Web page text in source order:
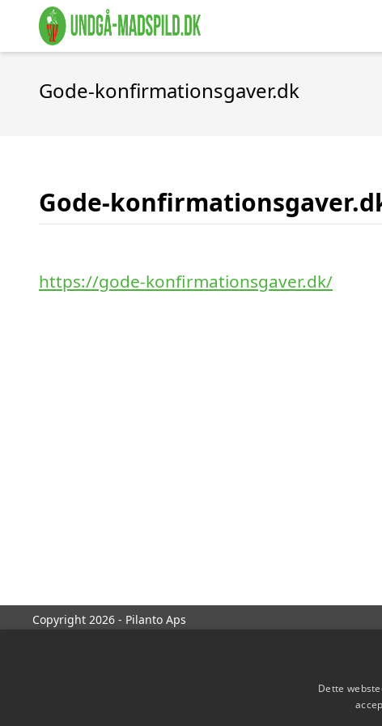
Gode-konfirmationsgaver.dk
Gode-
https://gode-konfirmationsgaver.dk/
Copyright 2026 - Pilanto Aps
Dette